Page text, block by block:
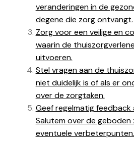
veranderingen in de
degene die zorg ontvangt.
Zorg voor een veilige en
waarin de
uitvoeren.
Stel vragen aan de
niet duidelijk is of als er
over de zorgtaken.
Geef regelmatig feedback
Salutem over de
eventuele verbeterpunten.